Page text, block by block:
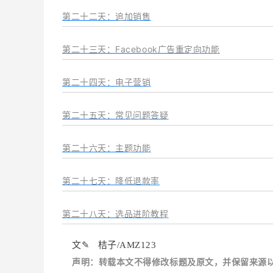
第二十二天：追加销售
第二十三天：Facebook广告重定向功能
第二十四天：电子营销
第二十五天：常见问题答疑
第二十六天： 主题功能
第二十七天： 降低退款率
第二十八天：选品进阶教程
文✎ 桔子/AMZ123
声明：转载本文不得修改标题及原文，并保留来源